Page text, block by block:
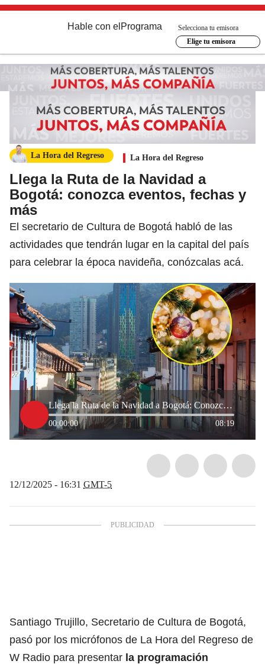
Hable con el Programa
Selecciona tu emisora
Elige tu emisora
La Hora del Regreso La Hora del Regreso
Llega la Ruta de la Navidad a
Bogotá: conozca eventos, fechas y
más
El secretario de Cultura de Bogotá habló de las
actividades que tendrán lugar en la capital del país
para celebrar la época navideña, conózcalas acá.
Llega la Ruta de la Navidad a Bogotá: Conozca eventos, fechas y más
00:00:00 08:19
12/12/2025 - 16:31 GMT-5
​Santiago Trujillo, Secretario de Cultura de Bogotá,
pasó por los micrófonos de La Hora del Regreso de
W Radio para presentar la programación